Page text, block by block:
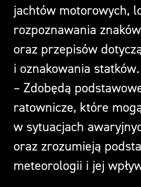
jachtów motorowych,
rozpoznawania
oraz przepisów
i oznakowania statków.
– Zdobędą
ratownicze, które
w sytuacjach
oraz zrozumieją
meteorologii i jej